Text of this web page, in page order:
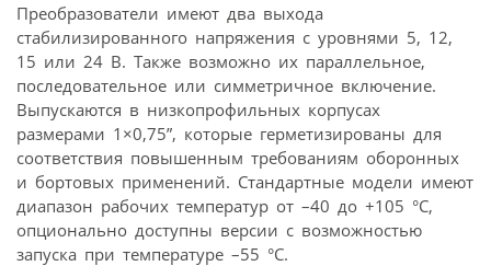
Преобразователи имеют два выхода
стабилизированного напряжения с уровнями 5, 12,
15 или 24 В. Также возможно их параллельное,
последовательное или симметричное включение.
Выпускаются в низкопрофильных корпусах
размерами 1×0,75”, которые герметизированы для
соответствия повышенным требованиям оборонных
и бортовых применений. Стандартные модели имеют
диапазон рабочих температур от –40 до +105 °C,
опционально доступны версии с возможностью
запуска при температуре –55 °С.